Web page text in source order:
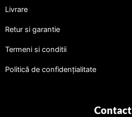
Livrare
Retur si garantie
Termeni si conditii
Politică de confidențialitate
Contact